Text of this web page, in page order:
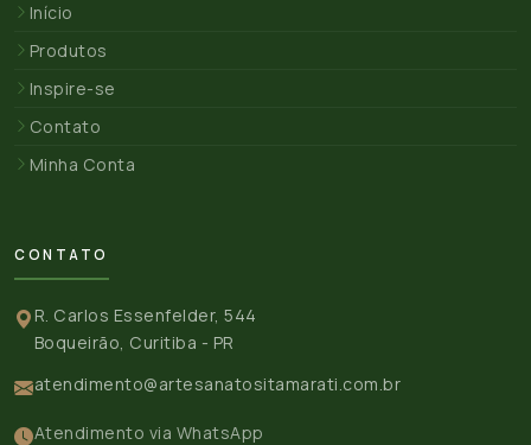
Início
Produtos
Inspire-se
Contato
Minha Conta
CONTATO
R. Carlos Essenfelder, 544
Boqueirão, Curitiba - PR
atendimento@artesanatositamarati.com.br
Atendimento via WhatsApp